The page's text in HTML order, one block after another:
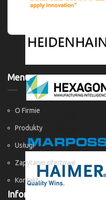
Menu
O Firmie
Produkty
Usługi
Zapytanie ofertowe
Kontakt
Informacje